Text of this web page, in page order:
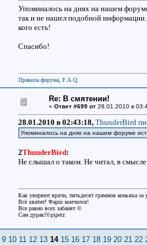
Упоминалось на днях на нашем
так и не нашел подобной
кого есть!
Спасибо!
Правила форума, F.A.Q.
Re: В смятении!
« Ответ #699 от28.01.2010 в
28.01.2010 в 02:43:18, ThunderBird
Упоминалось на днях на нашем форуме
2ThunderBird:
Не слышал о таком. Не читал, в
Как уверяют врачи, пятьдесят граммов коньяка
Всё хватит! Фарш кончился!
Все равно всех забанят ©
Сам дурак!©pipetz
9 10 11 12 13 14 15 16 17 18 19 20 21 22